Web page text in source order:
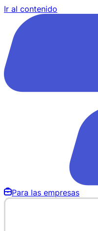
Ir al contenido
Para las empresas